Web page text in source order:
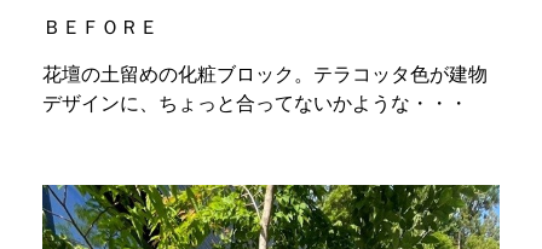
ＢＥＦＯＲＥ
花壇の土留めの化粧ブロック。テラコッタ色が建物
デザインに、ちょっと合ってないかような・・・